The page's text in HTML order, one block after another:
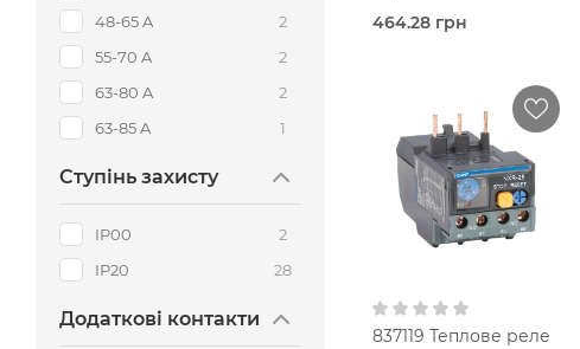
48-65 A
2
55-70 A
2
63-80 A
2
63-85 A
1
Ступінь захисту
IP00
2
IP20
28
Додаткові контакти
464.28 грн
Теплове
Chint
25,0 Ампер
4-6 A
IP20
В кошик
837119 Теплове реле